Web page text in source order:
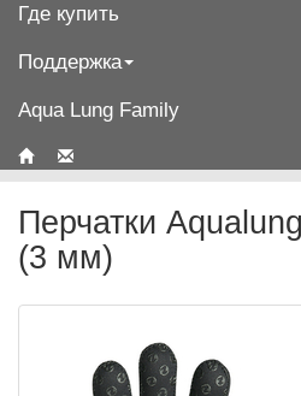
Где купить
Поддержка
Aqua Lung Family
Перчатки
(3 мм)